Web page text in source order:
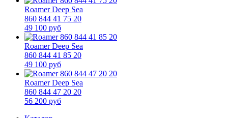
Roamer Deep Sea
860 844 41 75 20
49 100 руб
Roamer Deep Sea
860 844 41 85 20
49 100 руб
Roamer Deep Sea
860 844 47 20 20
56 200 руб